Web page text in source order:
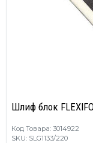
Шлиф блок
Код Товара: 3014922
SKU: SLG1133/220